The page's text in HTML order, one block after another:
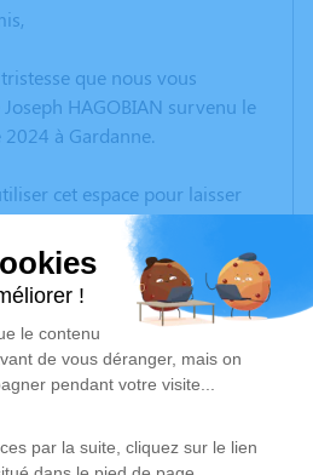
que nous vous
HAGOBIAN survenu le
à Gardanne.
cet espace pour laisser
des photos souvenirs, une
pensées à travers des
endroit est un lieu
la mémoire de Joseph
d’arbre hommage est